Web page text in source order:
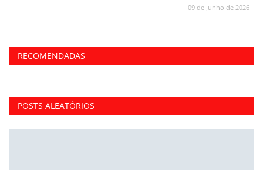
09 de Junho de 2026
RECOMENDADAS
POSTS ALEATÓRIOS